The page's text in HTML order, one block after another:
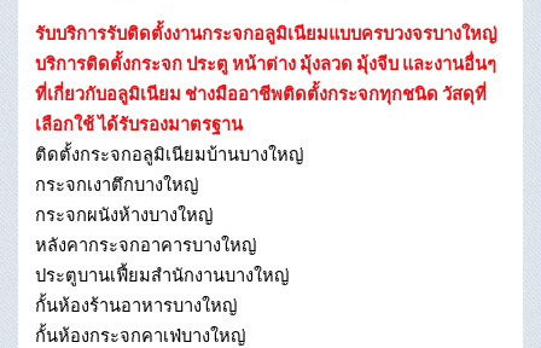
รับบริการรับติดตั้งงานกระจกอลูมิเนียมแบบครบวงจรบางใหญ่
บริการติดตั้งกระจก ประตู หน้าต่าง มุ้งลวด มุ้งจีบ และงานอื่นๆ
ที่เกี่ยวกับอลูมิเนียม ช่างมืออาชีพติดตั้งกระจกทุกชนิด วัสดุที่
เลือกใช้ ได้รับรองมาตรฐาน
ติดตั้งกระจกอลูมิเนียมบ้านบางใหญ่
กระจกเงาตึกบางใหญ่
กระจกผนังห้างบางใหญ่
หลังคากระจกอาคารบางใหญ่
ประตูบานเฟี้ยมสำนักงานบางใหญ่
กั้นห้องร้านอาหารบางใหญ่
กั้นห้องกระจกคาเฟ่บางใหญ่